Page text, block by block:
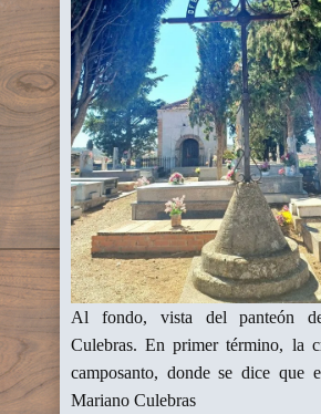
Al fondo, vista del panteón
Culebras. En primer término, la
camposanto, donde se dice que
Mariano Culebras